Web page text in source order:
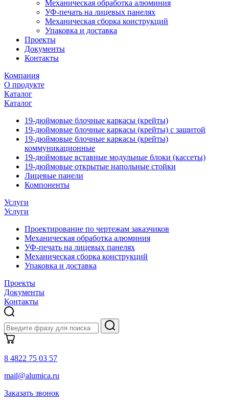
Механическая обработка алюминия
УФ-печать на лицевых панелях
Механическая сборка конструкций
Упаковка и доставка
Проекты
Документы
Контакты
Компания
О продукте
Каталог
Каталог
19-дюймовые блочные каркасы (крейты)
19-дюймовые блочные каркасы (крейты) с защитой
19-дюймовые блочные каркасы (крейты)
коммуникационные
19-дюймовые вставные модульные блоки (кассеты)
19-дюймовые открытые напольные стойки
Лицевые панели
Компоненты
Услуги
Услуги
Проектирование по чертежам заказчиков
Механическая обработка алюминия
УФ-печать на лицевых панелях
Механическая сборка конструкций
Упаковка и доставка
Проекты
Документы
Контакты
8 4822 75 03 57
mail@alumica.ru
Заказать звонок